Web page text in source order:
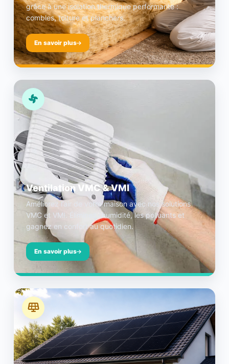
grâce à une isolation thermique performante :
combles, toiture et planchers.
En savoir plus
Ventilation VMC & VMI
Améliorez l’air de votre maison avec nos solutions
VMC et VMI. Éliminez l’humidité, les polluants et
gagnez en confort au quotidien.
En savoir plus